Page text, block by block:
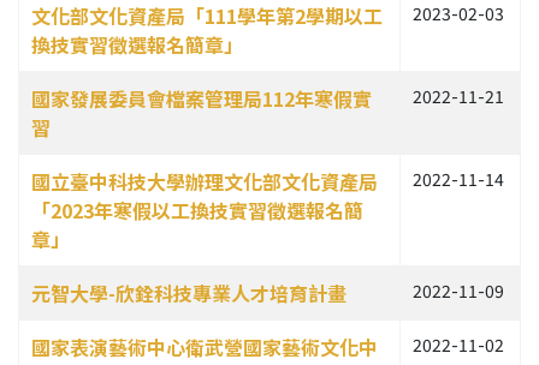
文化部文化資產局「111學年第2學期以工
換技實習徵選報名簡章」
2023-02-03
國家發展委員會檔案管理局112年寒假實
習
2022-11-21
國立臺中科技大學辦理文化部文化資產局
「2023年寒假以工換技實習徵選報名簡
章」
2022-11-14
元智大學-欣銓科技專業人才培育計畫 2022-11-09
國家表演藝術中心衛武營國家藝術文化中
2022-11-02